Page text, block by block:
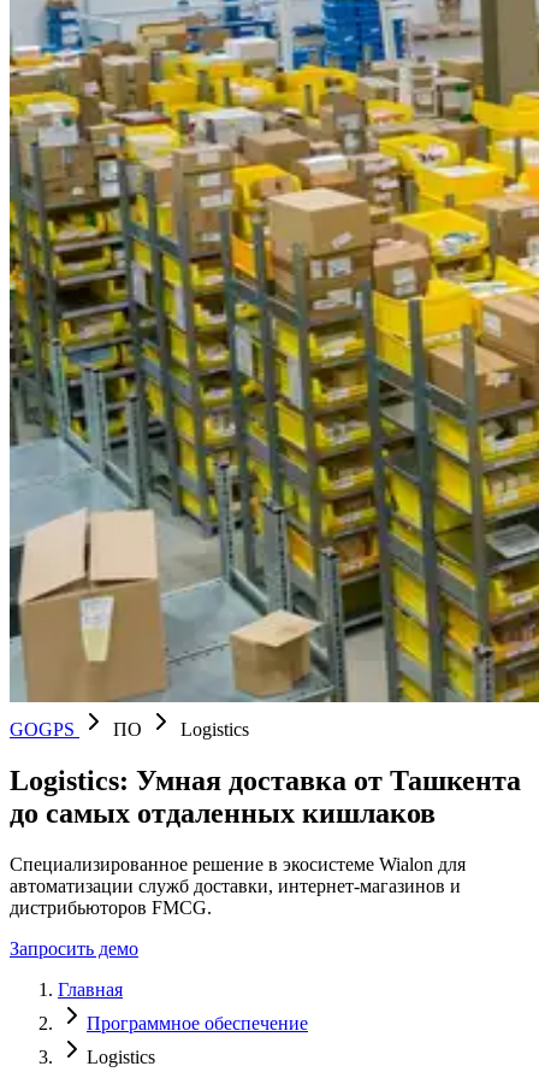
GOGPS ПО Logistics
Logistics: Умная доставка от Ташкента
до самых отдаленных кишлаков
Специализированное решение в экосистеме Wialon для
автоматизации служб доставки, интернет-магазинов и
дистрибьюторов FMCG.
Запросить демо
Главная
Программное обеспечение
Logistics